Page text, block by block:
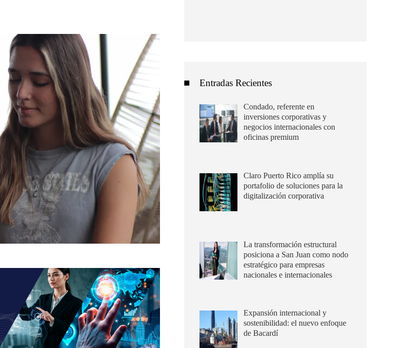
Entradas Recientes
Condado, referente en
inversiones corporativas y
negocios internacionales con
oficinas premium
Claro Puerto Rico amplía su
portafolio de soluciones para la
digitalización corporativa
La transformación estructural
posiciona a San Juan como nodo
estratégico para empresas
nacionales e internacionales
Expansión internacional y
sostenibilidad: el nuevo enfoque
de Bacardí